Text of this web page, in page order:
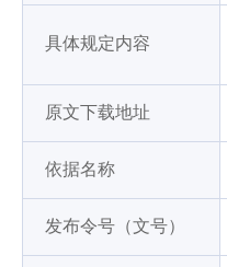
具体规定内容
原文下载地址
依据名称
发布令号（文号）